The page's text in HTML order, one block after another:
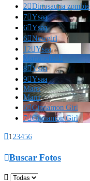
2Dinosauria zombie
7Ysaa
6Ysaa
6Newgirl
12Ysaa
Marianella!!!
8Ysaa
9Ysaa
Marrr
Marrr
6Cinnamon Girl
7Cinnamon Girl
1 23456
Buscar Fotos
